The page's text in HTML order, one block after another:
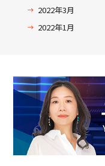
2022年3月
2022年1月